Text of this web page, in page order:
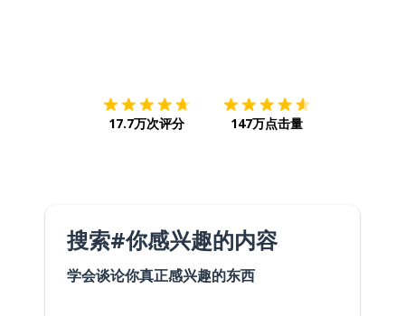
17.7万次评分 147万点击量
搜索#你感兴趣的内容
学会谈论你真正感兴趣的东西